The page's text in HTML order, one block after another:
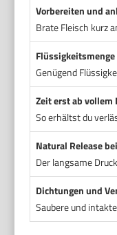
Vorbereiten und
Brate Fleisch kurz
Genügend
Zeit erst ab vollem
So erhältst du
Natural Release
Der langsame
Dichtungen und
Saubere und